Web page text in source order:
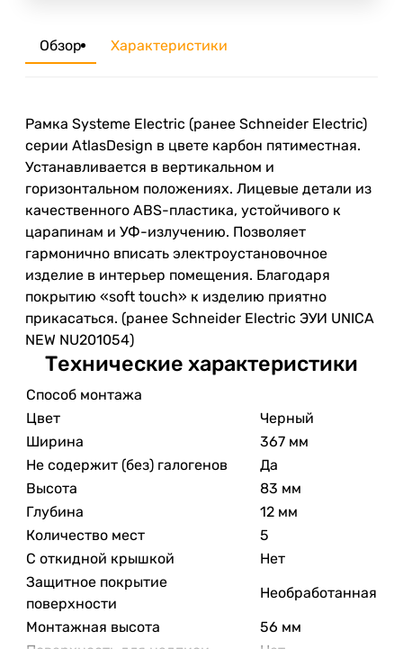
Обзор Характеристики
Рамка Systeme Electric (ранее Schneider Electric)
серии AtlasDesign в цвете карбон пятиместная.
Устанавливается в вертикальном и
горизонтальном положениях. Лицевые детали из
качественного ABS-пластика, устойчивого к
царапинам и УФ-излучению. Позволяет
гармонично вписать электроустановочное
изделие в интерьер помещения. Благодаря
покрытию «soft touch» к изделию приятно
прикасаться. (ранее Schneider Electric ЭУИ UNICA
NEW NU201054)
Технические характеристики
Способ монтажа
Цвет
Черный
Ширина
367 мм
Не содержит (без) галогенов
Да
Высота
83 мм
Глубина
12 мм
Количество мест
5
С откидной крышкой
Нет
Защитное покрытие
поверхности
Необработанная
Монтажная высота
56 мм